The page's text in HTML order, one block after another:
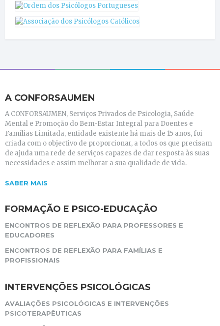
A CONFORSAUMEN
A CONFORSAUMEN, Serviços Privados de Psicologia, Saúde
Mental e Promoção do Bem-Estar Integral para Doentes e
Famílias Limitada, entidade existente há mais de 15 anos, foi
criada com o objectivo de proporcionar, a todos os que precisam
de ajuda uma rede de serviços capazes de dar resposta às suas
necessidades e assim melhorar a sua qualidade de vida.
SABER MAIS
FORMAÇÃO E PSICO-EDUCAÇÃO
ENCONTROS DE REFLEXÃO PARA PROFESSORES E
EDUCADORES
ENCONTROS DE REFLEXÃO PARA FAMÍLIAS E
PROFISSIONAIS
INTERVENÇÕES PSICOLÓGICAS
AVALIAÇÕES PSICOLÓGICAS E INTERVENÇÕES
PSICOTERAPÊUTICAS